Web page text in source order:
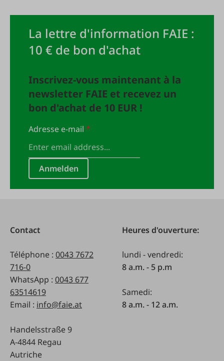
La lettre d'information FAIE :
10 € de bon d'achat
Inscrivez-vous maintenant à la
newsletter FAIE et recevez un
bon d'achat de 10 EUR !
Adresse e-mail*
Anmelden
Contact
Téléphone : 0043 7672
716-0
WhatsApp : 0043 677
63514619
Email : info@faie.at
Handelsstraße 9
A-4844 Regau
Autriche
Heures d'ouverture:
lundi - vendredi:
8 a.m. - 5 p.m
Samedi:
8 a.m. - 12 a.m.